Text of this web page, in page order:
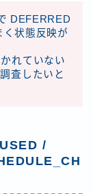
DEFERRED
状態反映が
れていない
査したいと
/